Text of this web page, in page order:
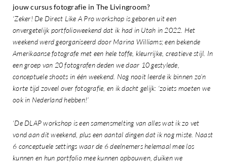
jouw cursus fotografie in The Livingroom?
‘Zeker! De Direct Like A Pro workshop is geboren uit een
onvergetelijk portfolioweekend dat ik had in Utah in 2022. Het
weekend werd georganiseerd door Marina Williams; een bekende
Amerikaanse fotografe met een hele toffe, kleurrijke, creatieve stijl. In
een groep van 20 fotografen deden we daar 10 gestylede,
conceptuele shoots in één weekend. Nog nooit leerde ik binnen zo’n
korte tijd zoveel over fotografie, en ik dacht gelijk: ‘zoiets moeten we
ook in Nederland hebben!’
‘De DLAP workshop is een samensmelting van alles wat ik zo vet
vond aan dit weekend, plus een aantal dingen dat ik nog miste. Naast
6 conceptuele settings waar de 6 deelnemers helemaal mee los
kunnen en hun portfolio mee kunnen opbouwen, duiken we